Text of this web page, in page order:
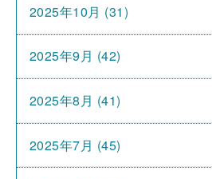
2025年10月 (31)
2025年9月 (42)
2025年8月 (41)
2025年7月 (45)